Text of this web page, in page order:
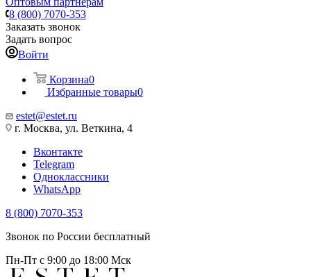
8 (800) 7070-353
Заказать звонок
Задать вопрос
Войти
Корзина0
Избранные товары0
estet@estet.ru
г. Москва, ул. Веткина, 4
Вконтакте
Telegram
Одноклассники
WhatsApp
8 (800) 7070-353
Звонок по России бесплатный
Пн-Пт с 9:00 до 18:00 Мск